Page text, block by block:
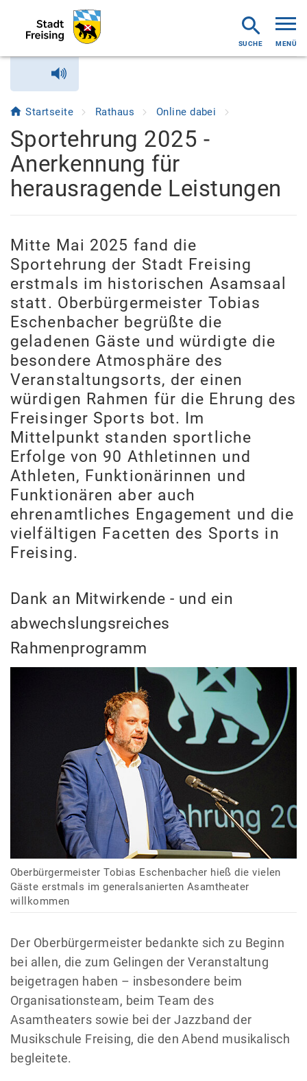
MENÜ
Startseite Rathaus Online dabei
Sportehrung 2025 -
Anerkennung für
herausragende Leistungen
Mitte Mai 2025 fand die
Sportehrung der Stadt Freising
erstmals im historischen Asamsaal
statt. Oberbürgermeister Tobias
Eschenbacher begrüßte die
geladenen Gäste und würdigte die
besondere Atmosphäre des
Veranstaltungsorts, der einen
würdigen Rahmen für die Ehrung des
Freisinger Sports bot. Im
Mittelpunkt standen sportliche
Erfolge von 90 Athletinnen und
Athleten, Funktionärinnen und
Funktionären aber auch
ehrenamtliches Engagement und die
vielfältigen Facetten des Sports in
Freising.
Dank an Mitwirkende - und ein
abwechslungsreiches
Rahmenprogramm
Oberbürgermeister Tobias Eschenbacher hieß die vielen
Gäste erstmals im generalsanierten Asamtheater
willkommen
Der Oberbürgermeister bedankte sich zu Beginn
bei allen, die zum Gelingen der Veranstaltung
beigetragen haben – insbesondere beim
Organisationsteam, beim Team des
Asamtheaters sowie bei der Jazzband der
Musikschule Freising, die den Abend musikalisch
begleitete.